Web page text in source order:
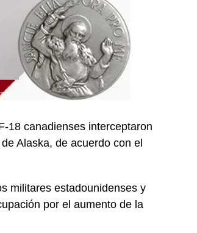
18 canadienses interceptaron
Alaska, de acuerdo con el
militares estadounidenses y
por el aumento de la